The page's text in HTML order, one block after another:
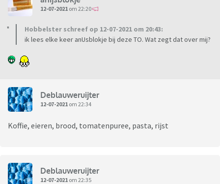
12-07-2021 om 22:20
Hobbelster schreef op 12-07-2021 om 20:43:
ik lees elke keer anUsblokje bij deze TO. Wat zegt dat over mij?
Deblauweruijter
12-07-2021 om 22:34
Koffie, eieren, brood, tomatenpuree, pasta, rijst
Deblauweruijter
12-07-2021 om 22:35